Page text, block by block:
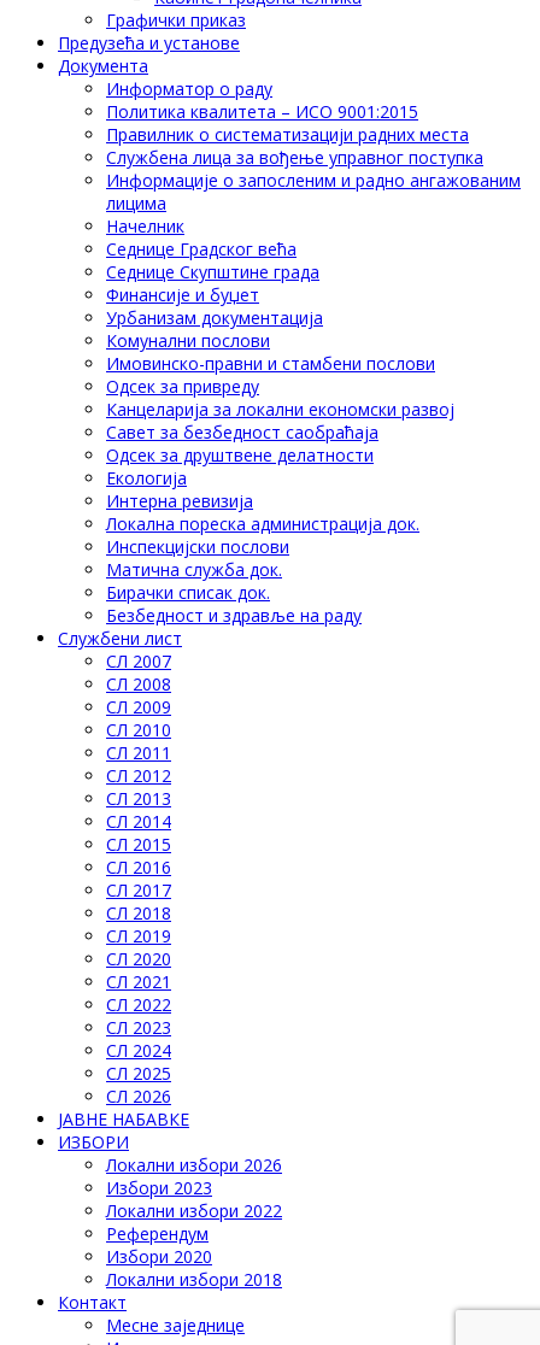
Графички приказ
Предузећа и установе
Документа
Информатор о раду
Политика квалитета – ИСО 9001:2015
Правилник о систематизацији радних места
Службена лица за вођење управног поступка
Информације о запосленим и радно ангажованим
лицима
Начелник
Седнице Градског већа
Седнице Скупштине града
Финансије и буџет
Урбанизам документација
Комунални послови
Имовинско-правни и стамбени послови
Одсек за привреду
Канцеларија за локални економски развој
Савет за безбедност саобраћаја
Одсек за друштвене делатности
Eкологија
Интерна ревизија
Локална пореска администрација док.
Инспекцијски послови
Матична служба док.
Бирачки списак док.
Безбедност и здравље на раду
Службени лист
СЛ 2007
СЛ 2008
СЛ 2009
СЛ 2010
СЛ 2011
СЛ 2012
СЛ 2013
СЛ 2014
СЛ 2015
СЛ 2016
СЛ 2017
СЛ 2018
СЛ 2019
СЛ 2020
СЛ 2021
СЛ 2022
СЛ 2023
СЛ 2024
СЛ 2025
СЛ 2026
ЈАВНЕ НАБАВКЕ
ИЗБОРИ
Локални избори 2026
Избори 2023
Локални избори 2022
Референдум
Избори 2020
Локални избори 2018
Контакт
Месне заједнице